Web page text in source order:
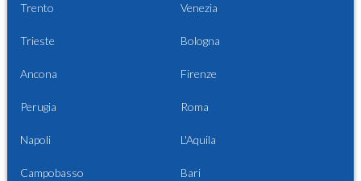
Trento Venezia
Trieste Bologna
Ancona Firenze
Perugia Roma
Napoli L'Aquila
Campobasso Bari